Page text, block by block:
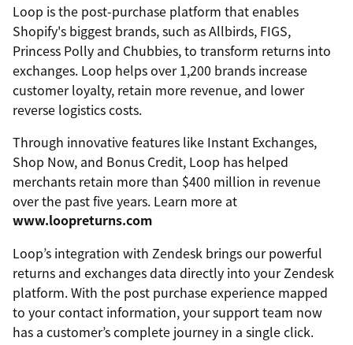
Loop is the post-purchase platform that enables
Shopify's biggest brands, such as Allbirds, FIGS,
Princess Polly and Chubbies, to transform returns into
exchanges. Loop helps over 1,200 brands increase
customer loyalty, retain more revenue, and lower
reverse logistics costs.
Through innovative features like Instant Exchanges,
Shop Now, and Bonus Credit, Loop has helped
merchants retain more than $400 million in revenue
over the past five years. Learn more at
www.loopreturns.com
Loop’s integration with Zendesk brings our powerful
returns and exchanges data directly into your Zendesk
platform. With the post purchase experience mapped
to your contact information, your support team now
has a customer’s complete journey in a single click.